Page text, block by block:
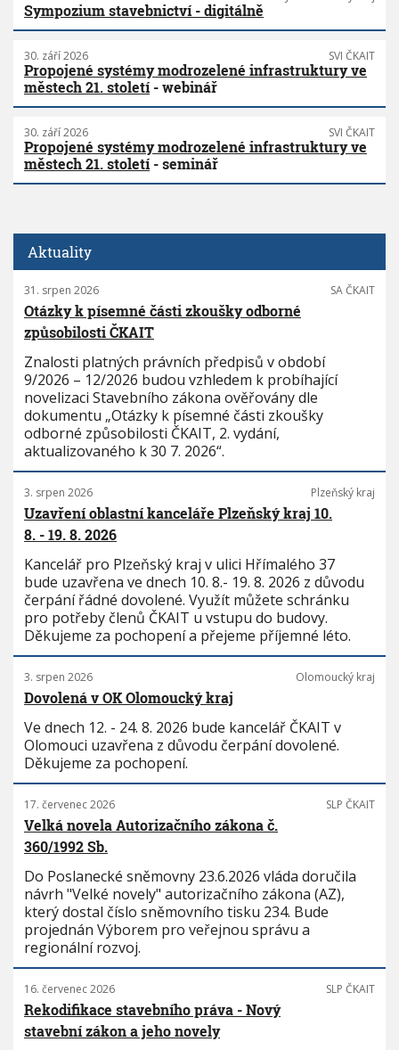
Sympozium stavebnictví - digitálně
30. září 2026 SVI ČKAIT
Propojené systémy modrozelené infrastruktury ve
městech 21. století- webinář
30. září 2026 SVI ČKAIT
Propojené systémy modrozelené infrastruktury ve
městech 21. století- seminář
Aktuality
31. srpen 2026 SA ČKAIT
Otázky k písemné části zkoušky odborné
způsobilosti ČKAIT
Znalosti platných právních předpisů v období
9/2026 – 12/2026 budou vzhledem k probíhající
novelizaci Stavebního zákona ověřovány dle
dokumentu „Otázky k písemné části zkoušky
odborné způsobilosti ČKAIT, 2. vydání,
aktualizovaného k 30 7. 2026“.
3. srpen 2026 Plzeňský kraj
Uzavření oblastní kanceláře Plzeňský kraj 10.
8. - 19. 8. 2026
Kancelář pro Plzeňský kraj v ulici Hřímalého 37
bude uzavřena ve dnech 10. 8.- 19. 8. 2026 z důvodu
čerpání řádné dovolené. Využít můžete schránku
pro potřeby členů ČKAIT u vstupu do budovy.
Děkujeme za pochopení a přejeme příjemné léto.
3. srpen 2026 Olomoucký kraj
Dovolená v OK Olomoucký kraj
Ve dnech 12. - 24. 8. 2026 bude kancelář ČKAIT v
Olomouci uzavřena z důvodu čerpání dovolené.
Děkujeme za pochopení.
17. červenec 2026 SLP ČKAIT
Velká novela Autorizačního zákona č.
360/1992 Sb.
Do Poslanecké sněmovny 23.6.2026 vláda doručila
návrh "Velké novely" autorizačního zákona (AZ),
který dostal číslo sněmovního tisku 234. Bude
projednán Výborem pro veřejnou správu a
regionální rozvoj.
16. červenec 2026 SLP ČKAIT
Rekodifikace stavebního práva - Nový
stavební zákon a jeho novely